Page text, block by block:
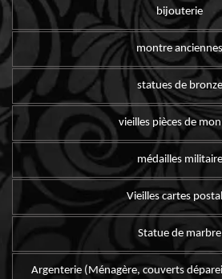
bijouterie
montre anciennes
statues de bronze
vieilles pièces de
médailles militaire
Vieilles cartes
Statue de marbre
Argenterie (Ménagère, couverts